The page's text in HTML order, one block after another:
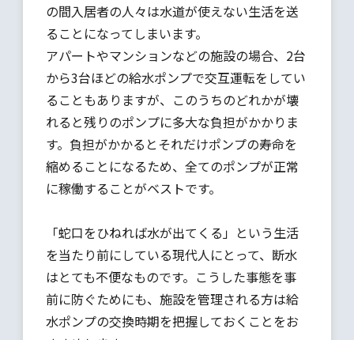
の間入居者の人々は水道が使えない生活を送
ることになってしまいます。
アパートやマンションなどの施設の場合、2台
から3台ほどの給水ポンプで交互運転をしてい
ることもありますが、このうちのどれかが壊
れると残りのポンプに多大な負担がかかりま
す。負担がかかるとそれだけポンプの寿命を
縮めることになるため、全てのポンプが正常
に稼働することがベストです。
「蛇口をひねれば水が出てくる」という生活
を当たり前にしている現代人にとって、断水
はとても不便なものです。こうした事態を事
前に防ぐためにも、施設を管理される方は給
水ポンプの交換時期を把握しておくことをお